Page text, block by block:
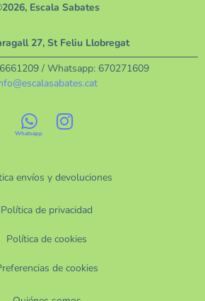
Escala Sabates
envíos y devoluciones
Política de privacidad
Política de cookies
de cookies
27, St Feliu Llobregat
/ Whatsapp: 670271609